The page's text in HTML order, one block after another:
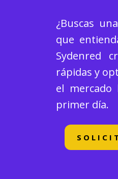
¿Buscas
que
Sydenred
rápidas y
el mercado
primer día.